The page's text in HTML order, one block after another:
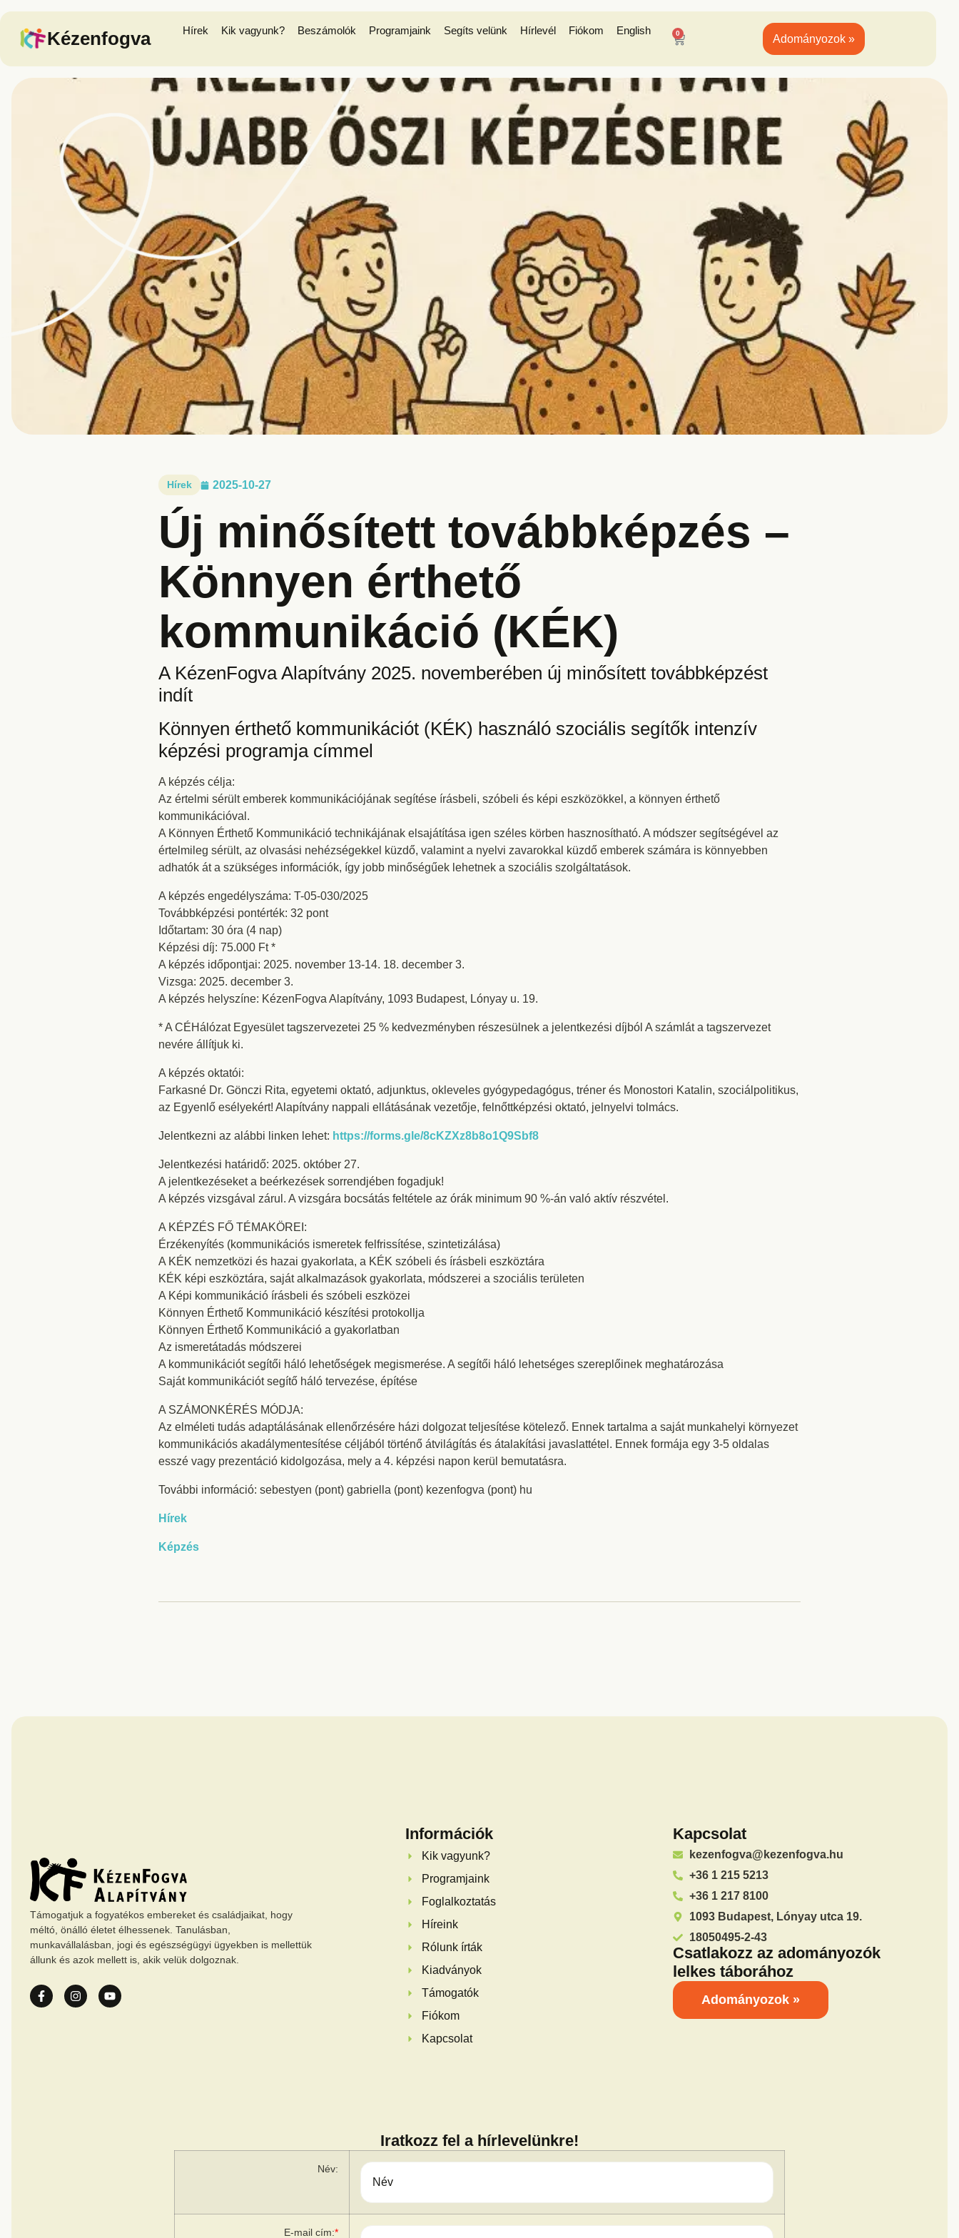
Kézenfogva Hírek Kik vagyunk? Beszámolók Programjaink Segíts velünk Hírlevél Fiókom English 0 Adományozok »
Hírek 2025-10-27
Új minősített továbbképzés –
Könnyen érthető
kommunikáció (KÉK)
A KézenFogva Alapítvány 2025. novemberében új minősített továbbképzést
indít
Könnyen érthető kommunikációt (KÉK) használó szociális segítők intenzív
képzési programja címmel
A képzés célja:
Az értelmi sérült emberek kommunikációjának segítése írásbeli, szóbeli és képi eszközökkel, a könnyen érthető
kommunikációval.
A Könnyen Érthető Kommunikáció technikájának elsajátítása igen széles körben hasznosítható. A módszer segítségével az
értelmileg sérült, az olvasási nehézségekkel küzdő, valamint a nyelvi zavarokkal küzdő emberek számára is könnyebben
adhatók át a szükséges információk, így jobb minőségűek lehetnek a szociális szolgáltatások.
A képzés engedélyszáma: T-05-030/2025
Továbbképzési pontérték: 32 pont
Időtartam: 30 óra (4 nap)
Képzési díj: 75.000 Ft *
A képzés időpontjai: 2025. november 13-14. 18. december 3.
Vizsga: 2025. december 3.
A képzés helyszíne: KézenFogva Alapítvány, 1093 Budapest, Lónyay u. 19.
* A CÉHálózat Egyesület tagszervezetei 25 % kedvezményben részesülnek a jelentkezési díjból A számlát a tagszervezet
nevére állítjuk ki.
A képzés oktatói:
Farkasné Dr. Gönczi Rita, egyetemi oktató, adjunktus, okleveles gyógypedagógus, tréner és Monostori Katalin, szociálpolitikus,
az Egyenlő esélyekért! Alapítvány nappali ellátásának vezetője, felnőttképzési oktató, jelnyelvi tolmács.
Jelentkezni az alábbi linken lehet: https://forms.gle/8cKZXz8b8o1Q9Sbf8
Jelentkezési határidő: 2025. október 27.
A jelentkezéseket a beérkezések sorrendjében fogadjuk!
A képzés vizsgával zárul. A vizsgára bocsátás feltétele az órák minimum 90 %-án való aktív részvétel.
A KÉPZÉS FŐ TÉMAKÖREI:
Érzékenyítés (kommunikációs ismeretek felfrissítése, szintetizálása)
A KÉK nemzetközi és hazai gyakorlata, a KÉK szóbeli és írásbeli eszköztára
KÉK képi eszköztára, saját alkalmazások gyakorlata, módszerei a szociális területen
A Képi kommunikáció írásbeli és szóbeli eszközei
Könnyen Érthető Kommunikáció készítési protokollja
Könnyen Érthető Kommunikáció a gyakorlatban
Az ismeretátadás módszerei
A kommunikációt segítői háló lehetőségek megismerése. A segítői háló lehetséges szereplőinek meghatározása
Saját kommunikációt segítő háló tervezése, építése
A SZÁMONKÉRÉS MÓDJA:
Az elméleti tudás adaptálásának ellenőrzésére házi dolgozat teljesítése kötelező. Ennek tartalma a saját munkahelyi környezet
kommunikációs akadálymentesítése céljából történő átvilágítás és átalakítási javaslattétel. Ennek formája egy 3-5 oldalas
esszé vagy prezentáció kidolgozása, mely a 4. képzési napon kerül bemutatásra.
További információ: sebestyen (pont) gabriella (pont) kezenfogva (pont) hu
Hírek
Képzés
Támogatjuk a fogyatékos embereket és családjaikat, hogy
méltó, önálló életet élhessenek. Tanulásban,
munkavállalásban, jogi és egészségügyi ügyekben is mellettük
állunk és azok mellett is, akik velük dolgoznak.
Információk
Kik vagyunk?
Programjaink
Foglalkoztatás
Híreink
Rólunk írták
Kiadványok
Támogatók
Fiókom
Kapcsolat
Kapcsolat
kezenfogva@kezenfogva.hu
+36 1 215 5213
+36 1 217 8100
1093 Budapest, Lónyay utca 19.
18050495-2-43
Csatlakozz az adományozók
lelkes táborához
Adományozok »
Iratkozz fel a hírlevelünkre!
Név:
E-mail cím:*